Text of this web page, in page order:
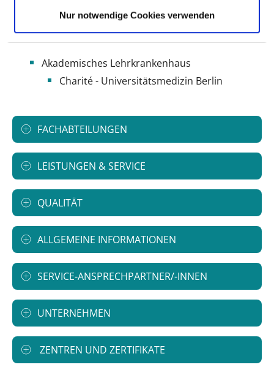
Nur notwendige Cookies verwenden
gGmbH
Art des Trägers: freigemeinnützig
Akademisches Lehrkrankenhaus
Charité - Universitätsmedizin Berlin
FACHABTEILUNGEN
LEISTUNGEN & SERVICE
QUALITÄT
ALLGEMEINE INFORMATIONEN
SERVICE-ANSPRECHPARTNER/-INNEN
UNTERNEHMEN
ZENTREN UND ZERTIFIKATE